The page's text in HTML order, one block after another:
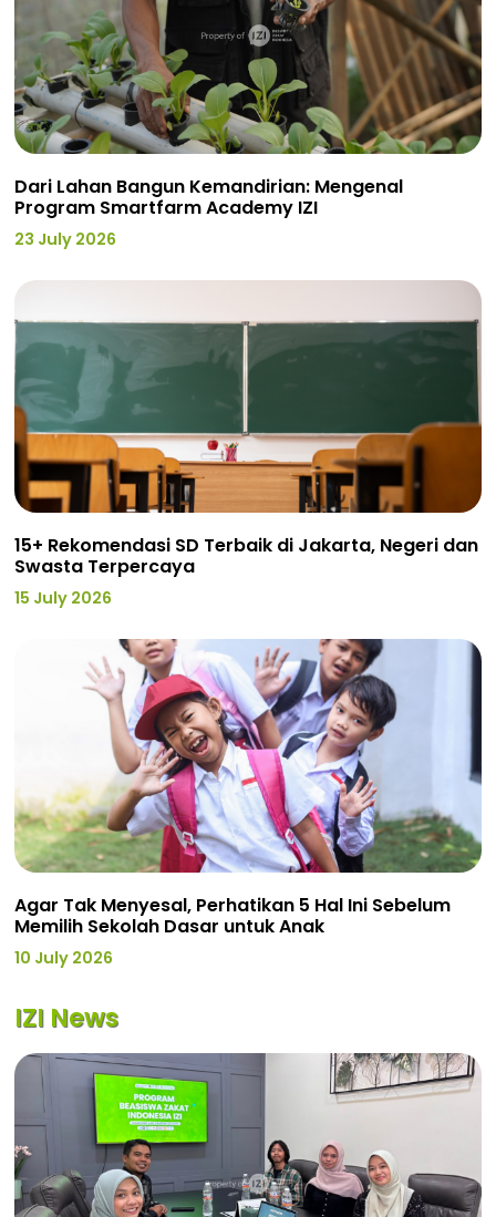
Dari Lahan Bangun Kemandirian: Mengenal
Program Smartfarm Academy IZI
23 July 2026
15+ Rekomendasi SD Terbaik di Jakarta, Negeri dan
Swasta Terpercaya
15 July 2026
Agar Tak Menyesal, Perhatikan 5 Hal Ini Sebelum
Memilih Sekolah Dasar untuk Anak
10 July 2026
IZI News